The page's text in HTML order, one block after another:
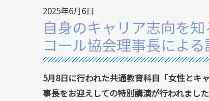
2025年6月6日
自身のキャリア志向を
コール協会理事長による
5月8日に行われた共通教育科目「女性とキ
事長をお迎えしての特別講演が行われまし